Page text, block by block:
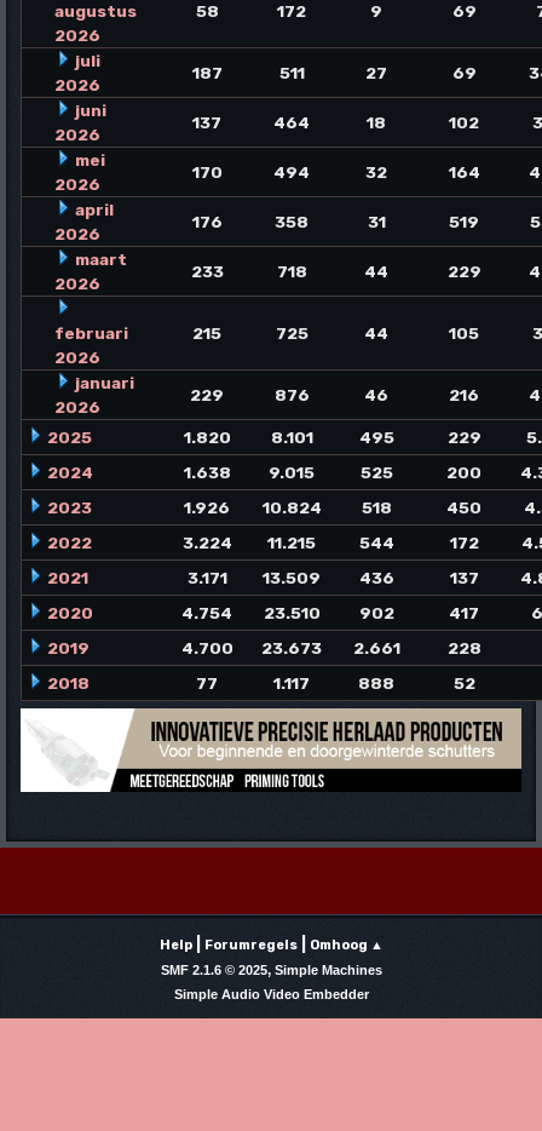
augustus
2026
58 172 9 69
juli
2026
187 511 27 69
juni
2026
137 464 18 102
mei
2026
170 494 32 164
april
2026
176 358 31 519
maart
2026
233 718 44 229
februari
2026
215 725 44 105
januari
2026
229 876 46 216
2025 1.820 8.101 495 229
2024
1.638 9.015 525 200
2023
1.926 10.824 518 450
2022
3.224 11.215 544 172
2021
3.171 13.509 436 137
2020
4.754 23.510 902 417
2019
4.700 23.673 2.661
228
2018
77 1.117 888 52
Help| Forumregels| Omhoog ▲
SMF 2.1.6 © 2025, Simple Machines
Simple Audio Video Embedder